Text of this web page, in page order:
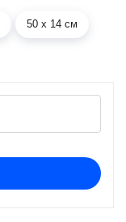
50 х 14 см